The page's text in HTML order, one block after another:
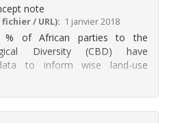
note
/ URL) 1 janvier 2018
% of African parties to the
Diversity (CBD) have
to inform wise land-use
to promote conservation